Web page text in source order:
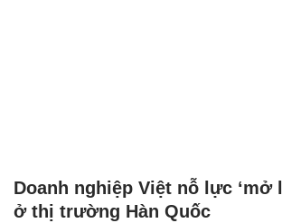
Doanh nghiệp Việt nỗ lực ‘mở
ở thị trường Hàn Quốc